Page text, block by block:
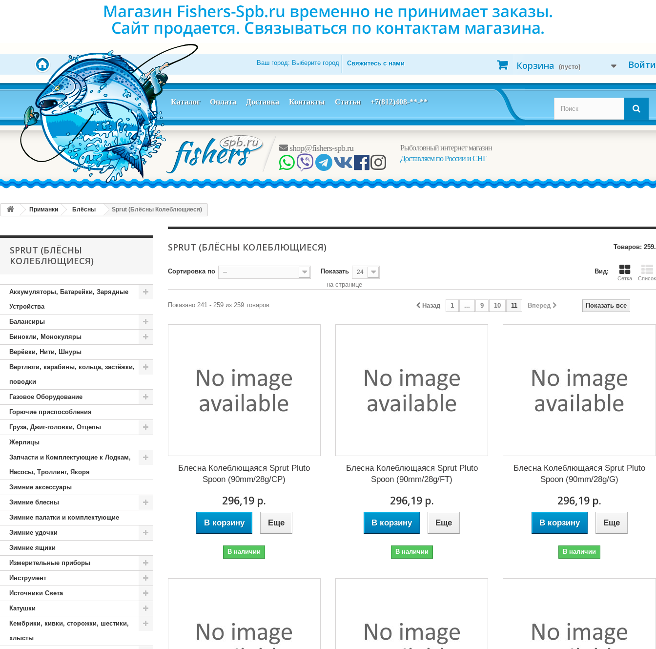
Войти
Корзина (пусто)
Свяжитесь с нами
Ваш город: Выберите город
Каталог Оплата Доставка Контакты Статьи +7(812)408-**-**
Рыболовный интернет магазин
Доставляем по России и СНГ
shop@fishers-spb.ru
Приманки Блёсны Sprut (Блёсны Колеблющиеся)
SPRUT (БЛЁСНЫ
КОЛЕБЛЮЩИЕСЯ)
Аккумуляторы, Батарейки, Зарядные
Устройства
Балансиры
Бинокли, Монокуляры
Верёвки, Нити, Шнуры
Вертлюги, карабины, кольца, застёжки,
поводки
Газовое Оборудование
Горючие приспособления
Груза, Джиг-головки, Отцепы
Жерлицы
Запчасти и Комплектующие к Лодкам,
Насосы, Троллинг, Якоря
Зимние аксессуары
Зимние блесны
Зимние палатки и комплектующие
Зимние удочки
Зимние ящики
Измерительные приборы
Инструмент
Источники Света
Катушки
Кембрики, кивки, сторожки, шестики,
хлысты
SPRUT (БЛЁСНЫ КОЛЕБЛЮЩИЕСЯ) Товаров: 259.
Вид:
Сетка Список
Сортировка по -- Показать 24
на странице
Показать все
Назад 1 ... 9 10 11 Вперед
Показано 241 - 259 из 259 товаров
Блесна Колеблющаяся Sprut Pluto
Spoon (90mm/28g/CP)
296,19 р.
В корзину Еще
В наличии
Блесна Колеблющаяся Sprut Pluto
Spoon (90mm/28g/FT)
296,19 р.
В корзину Еще
В наличии
Блесна Колеблющаяся Sprut Pluto
Spoon (90mm/28g/G)
296,19 р.
В корзину Еще
В наличии